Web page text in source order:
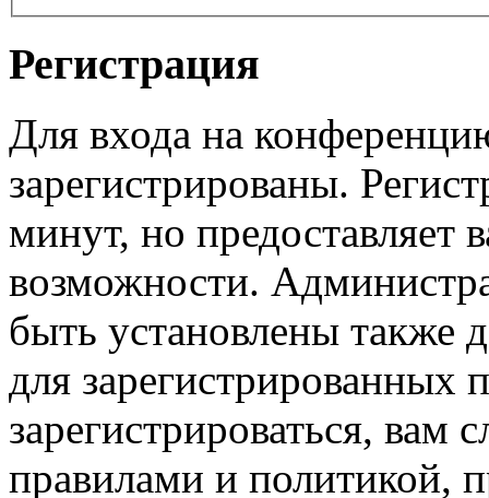
Регистрация
Для входа на
зарегистрированы.
минут, но предоставляет
возможности.
быть установлены также
для зарегистрированных
зарегистрироваться, вам
правилами и политикой,